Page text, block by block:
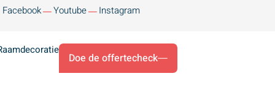
Facebook Youtube Instagram
Doe de offertecheck